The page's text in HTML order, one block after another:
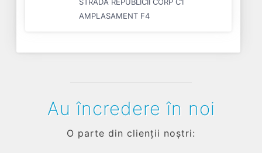
AMPLASAMENT F4
Au încredere în noi
O parte din clienții noștri: